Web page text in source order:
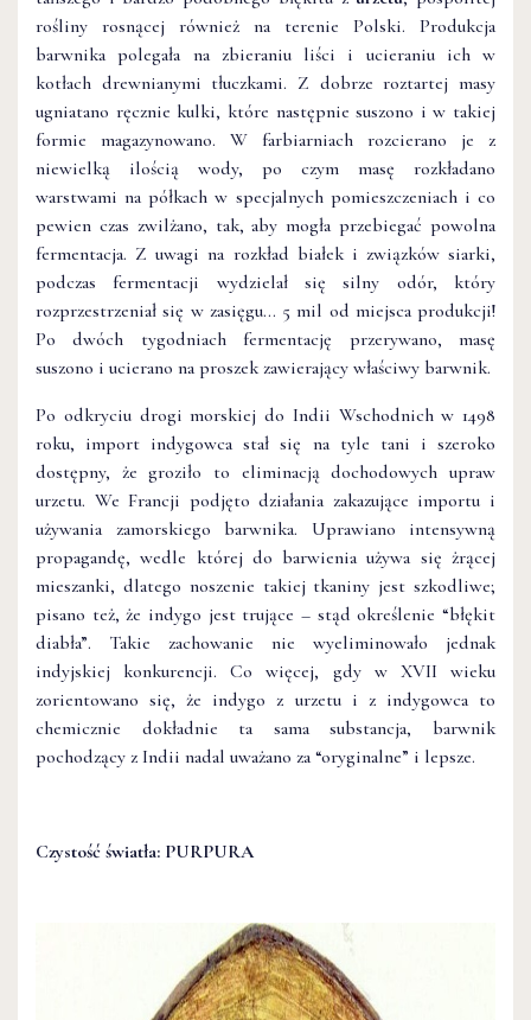
rośliny rosnącej również na terenie Polski. Produkcja
barwnika polegała na zbieraniu liści i ucieraniu ich w
kotłach drewnianymi tłuczkami. Z dobrze roztartej masy
ugniatano ręcznie kulki, które następnie suszono i w takiej
formie magazynowano. W farbiarniach rozcierano je z
niewielką ilością wody, po czym masę rozkładano
warstwami na półkach w specjalnych pomieszczeniach i co
pewien czas zwilżano, tak, aby mogła przebiegać powolna
fermentacja. Z uwagi na rozkład białek i związków siarki,
podczas fermentacji wydzielał się silny odór, który
rozprzestrzeniał się w zasięgu… 5 mil od miejsca produkcji!
Po dwóch tygodniach fermentację przerywano, masę
suszono i ucierano na proszek zawierający właściwy barwnik.
Po odkryciu drogi morskiej do Indii Wschodnich w 1498
roku, import indygowca stał się na tyle tani i szeroko
dostępny, że groziło to eliminacją dochodowych upraw
urzetu. We Francji podjęto działania zakazujące importu i
używania zamorskiego barwnika. Uprawiano intensywną
propagandę, wedle której do barwienia używa się żrącej
mieszanki, dlatego noszenie takiej tkaniny jest szkodliwe;
pisano też, że indygo jest trujące – stąd określenie “błękit
diabła”. Takie zachowanie nie wyeliminowało jednak
indyjskiej konkurencji. Co więcej, gdy w XVII wieku
zorientowano się, że indygo z urzetu i z indygowca to
chemicznie dokładnie ta sama substancja, barwnik
pochodzący z Indii nadal uważano za “oryginalne” i lepsze.
Czystość światła: PURPURA